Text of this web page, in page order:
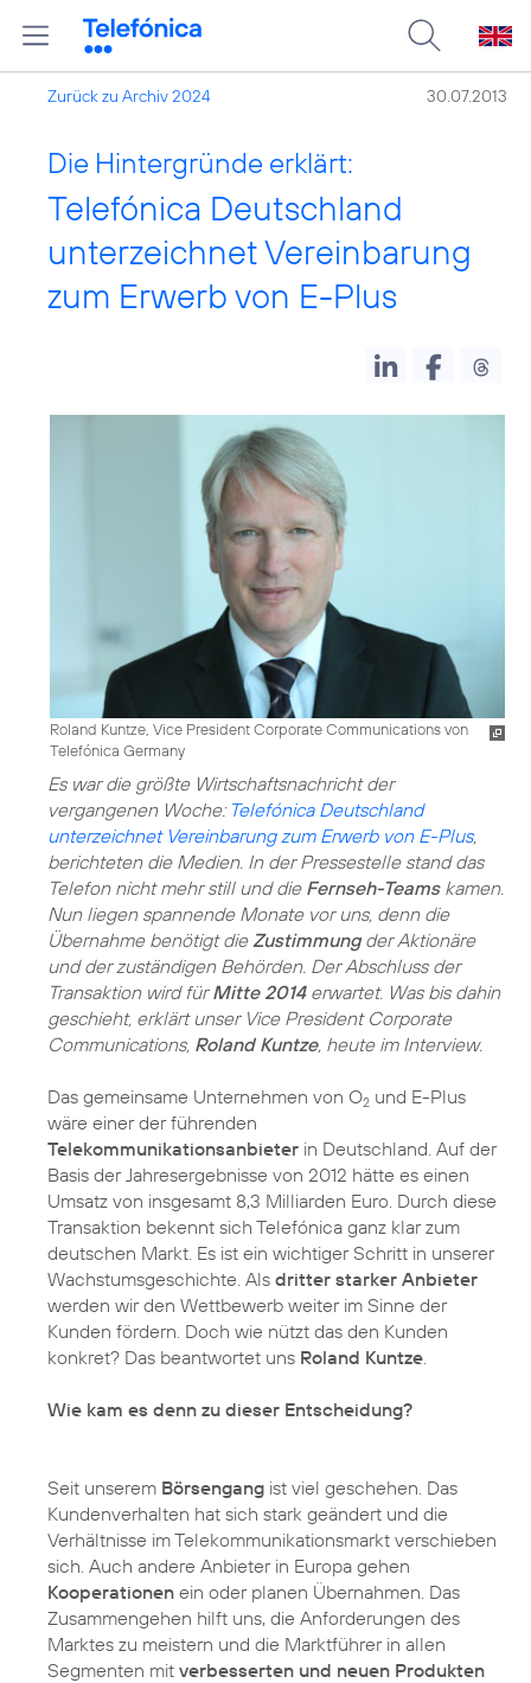
Zurück zu Archiv 2024 30.07.2013
Die Hintergründe erklärt:
Telefónica Deutschland
unterzeichnet Vereinbarung
zum Erwerb von E-Plus
Roland Kuntze, Vice President Corporate Communications von
Telefónica Germany
Es war die größte Wirtschaftsnachricht der
vergangenen Woche: Telefónica Deutschland
unterzeichnet Vereinbarung zum Erwerb von E-Plus,
berichteten die Medien. In der Pressestelle stand das
Telefon nicht mehr still und die Fernseh-Teamskamen.
Nun liegen spannende Monate vor uns, denn die
Übernahme benötigt dieZustimmungder Aktionäre
und der zuständigen Behörden. Der Abschluss der
Transaktion wird fürMitte 2014erwartet. Was bis dahin
geschieht, erklärt unser Vice President Corporate
Communications, Roland Kuntze, heute im Interview.
Das gemeinsame Unternehmen von O2 und E-Plus
wäre einer der führenden
Telekommunikationsanbieter in Deutschland. Auf der
Basis der Jahresergebnisse von 2012 hätte es einen
Umsatz von insgesamt 8,3 Milliarden Euro. Durch diese
Transaktion bekennt sich Telefónica ganz klar zum
deutschen Markt. Es ist ein wichtiger Schritt in unserer
Wachstumsgeschichte. Als dritter starker Anbieter
werden wir den Wettbewerb weiter im Sinne der
Kunden fördern. Doch wie nützt das den Kunden
konkret? Das beantwortet uns Roland Kuntze.
Wie kam es denn zu dieser Entscheidung?
Seit unserem Börsengang ist viel geschehen. Das
Kundenverhalten hat sich stark geändert und die
Verhältnisse im Telekommunikationsmarkt verschieben
sich. Auch andere Anbieter in Europa gehen
Kooperationen ein oder planen Übernahmen. Das
Zusammengehen hilft uns, die Anforderungen des
Marktes zu meistern und die Marktführer in allen
Segmenten mit verbesserten und neuen Produkten